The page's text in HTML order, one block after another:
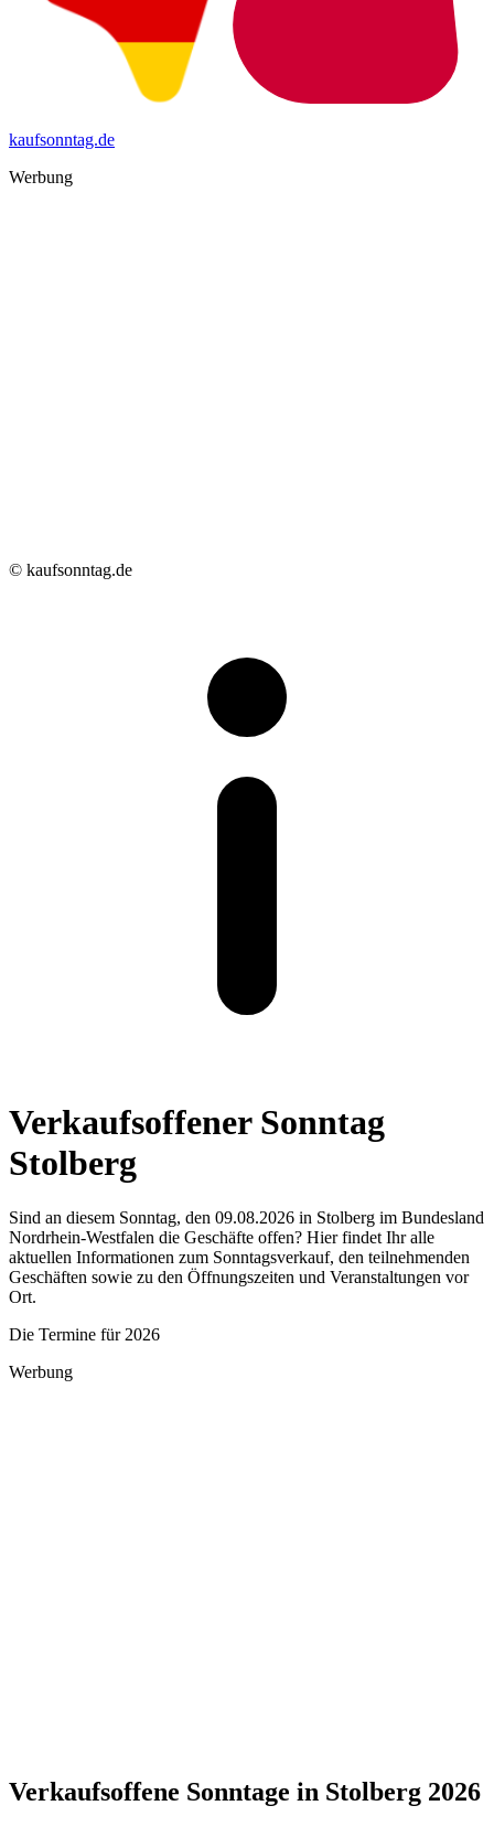
kaufsonntag.de
Werbung
© kaufsonntag.de
Verkaufsoffener Sonntag
Stolberg
Sind an diesem Sonntag, den 09.08.2026 in Stolberg im Bundesland
Nordrhein-Westfalen die Geschäfte offen? Hier findet Ihr alle
aktuellen Informationen zum Sonntagsverkauf, den teilnehmenden
Geschäften sowie zu den Öffnungszeiten und Veranstaltungen vor
Ort.
Die Termine für 2026
Werbung
Verkaufsoffene Sonntage in Stolberg 2026